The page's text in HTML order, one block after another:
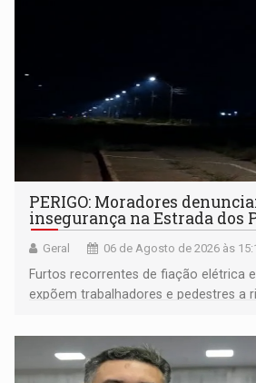
PERIGO: Moradores
insegurança na Estrada dos
Geral 06 de Agosto de 2026 às
Furtos recorrentes de fiação elétrica
expõem trabalhadores e pedestres a